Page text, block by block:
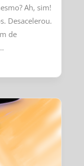
Ah, sim!
Desacelerou.
de